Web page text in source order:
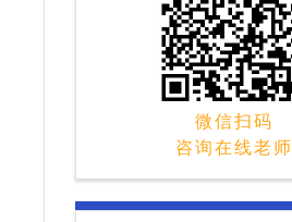
微信扫码
咨询在线老师